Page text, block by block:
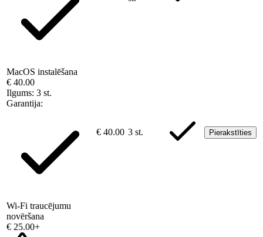
MacOS instalēšana
€ 40.00
Ilgums: 3 st.
Garantija:
€ 40.00 3 st. Pierakstīties
Wi-Fi traucējumu
novēršana
€ 25.00+